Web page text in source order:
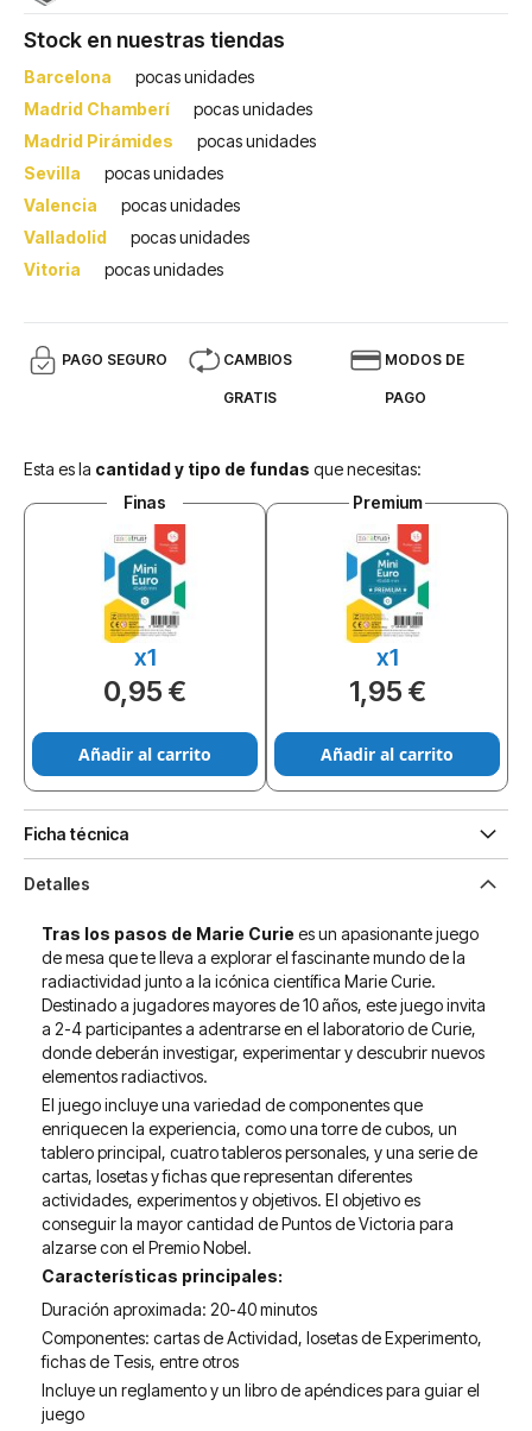
Stock en nuestras tiendas
Barcelona
pocas unidades
Madrid Chamberí
pocas unidades
Madrid Pirámides
pocas unidades
Sevilla
pocas unidades
Valencia
pocas unidades
Valladolid
pocas unidades
Vitoria
pocas unidades
PAGO SEGURO CAMBIOS
GRATIS
MODOS DE
PAGO
Esta es la cantidad y tipo de fundas que necesitas:
Finas
x1
0,95 €
Añadir al carrito
Premium
x1
1,95 €
Añadir al carrito
Ficha técnica
Detalles
Tras los pasos de Marie Curie es un apasionante juego
de mesa que te lleva a explorar el fascinante mundo de la
radiactividad junto a la icónica científica Marie Curie.
Destinado a jugadores mayores de 10 años, este juego invita
a 2-4 participantes a adentrarse en el laboratorio de Curie,
donde deberán investigar, experimentar y descubrir nuevos
elementos radiactivos.
El juego incluye una variedad de componentes que
enriquecen la experiencia, como una torre de cubos, un
tablero principal, cuatro tableros personales, y una serie de
cartas, losetas y fichas que representan diferentes
actividades, experimentos y objetivos. El objetivo es
conseguir la mayor cantidad de Puntos de Victoria para
alzarse con el Premio Nobel.
Características principales:
Duración aproximada: 20-40 minutos
Componentes: cartas de Actividad, losetas de Experimento,
fichas de Tesis, entre otros
Incluye un reglamento y un libro de apéndices para guiar el
juego